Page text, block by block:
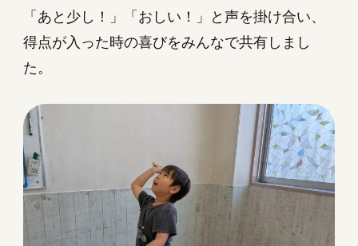
「あと少し！」「おしい！」と声を掛け合い、
得点が入った時の喜びをみんなで共有しまし
た。